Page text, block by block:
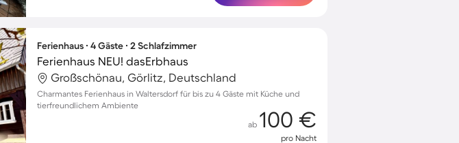
Ferienhaus ∙ 4 Gäste ∙ 2 Schlafzimmer
Ferienhaus NEU! dasErbhaus
Großschönau, Görlitz, Deutschland
Charmantes Ferienhaus in Waltersdorf für bis zu 4 Gäste mit Küche und
tierfreundlichem Ambiente
ab 100 €
pro Nacht